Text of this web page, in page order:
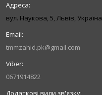
вул. Наукова, 5, Львів, Україна
tmmzahid.pk@gmail.com
0671914822